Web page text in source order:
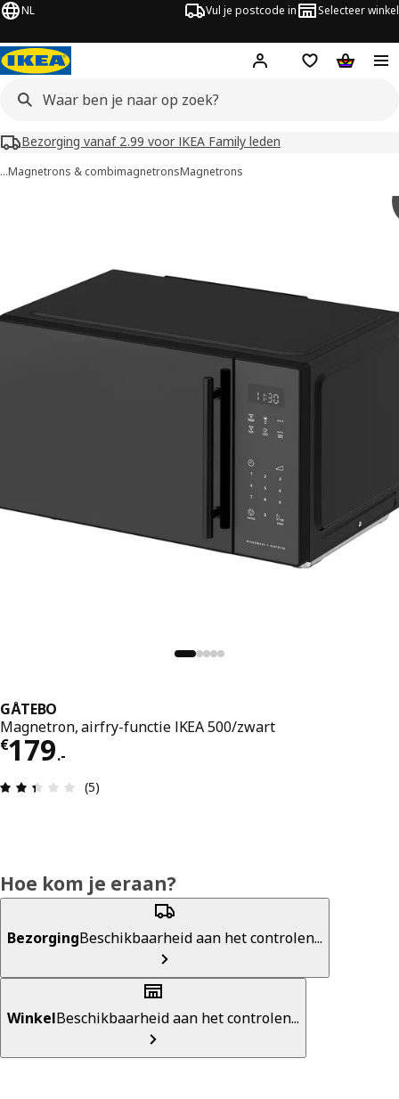
NL Vul je postcode in Selecteer winkel
Hej! Log in
Bezorging vanaf 2.99 voor IKEA Family leden
…Magnetrons & combimagnetronsMagnetrons
GÅTEBO
Magnetron, airfry-functie IKEA 500/zwart
€179.-
Prijs € 179.-
Review: 2.4 van 5 sterren. Totaal
(5)
Hoe kom je eraan?
BezorgingBeschikbaarheid aan het controlen...
WinkelBeschikbaarheid aan het controlen...